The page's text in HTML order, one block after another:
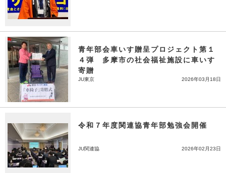
青年部会車いす贈呈プロジェクト第１
４弾 多摩市の社会福祉施設に車いす
寄贈
JU東京 2026年03月18日
令和７年度関連協青年部勉強会開催
JU関連協 2026年02月23日